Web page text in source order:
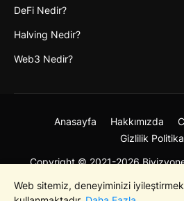
DeFi Nedir?
Halving Nedir?
Web3 Nedir?
Copyright © 2021-2026 Bivizyoner
Anasayfa Hakkımızda
Gizlilik
Web sitemiz, deneyiminizi